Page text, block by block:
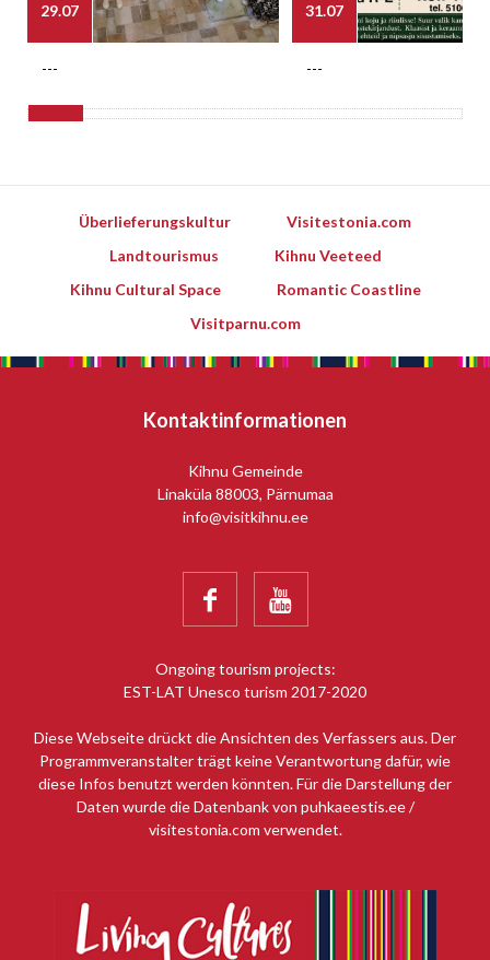
29.07
---
31.07
---
Überlieferungskultur
Visitestonia.com
Landtourismus
Kihnu Veeteed
Kihnu Cultural Space
Romantic Coastline
Visitparnu.com
Kontaktinformationen
Kihnu Gemeinde
Linaküla 88003, Pärnumaa
info@visitkihnu.ee
 
Ongoing tourism projects:
EST-LAT Unesco turism 2017-2020
Diese Webseite drückt die Ansichten des Verfassers aus. Der
Programmveranstalter trägt keine Verantwortung dafür, wie
diese Infos benutzt werden könnten. Für die Darstellung der
Daten wurde die Datenbank von puhkaeestis.ee /
visitestonia.com verwendet.